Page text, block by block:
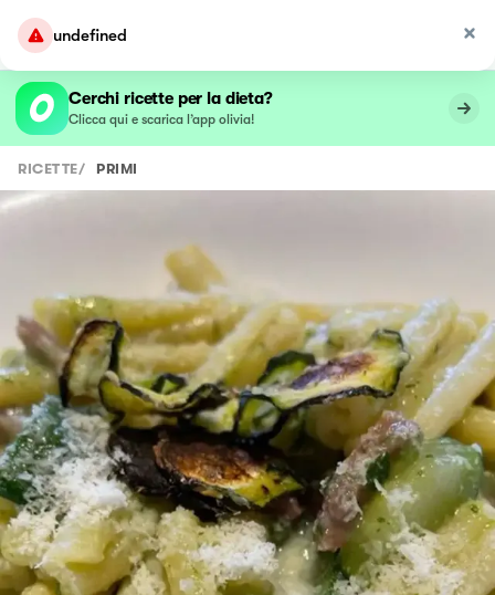
undefined
Cerchi ricette per la dieta?
Clicca qui e scarica l’app olivia!
RICETTE/ PRIMI